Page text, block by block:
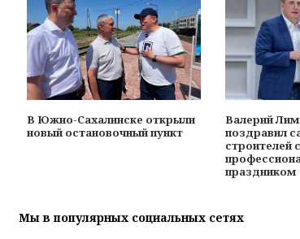
В Южно-Сахалинске открыли
новый остановочный пункт
Валерий
поздравил
строителей с
праздником
Мы в популярных социальных сетях